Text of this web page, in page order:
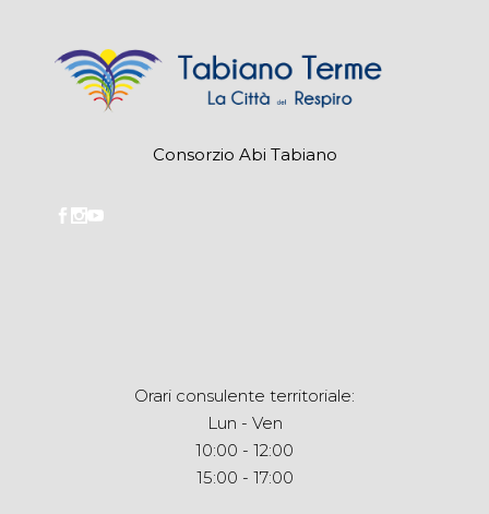
Consorzio Abi Tabiano
Orari consulente territoriale:
Lun - Ven
10:00 - 12:00
15:00 - 17:00